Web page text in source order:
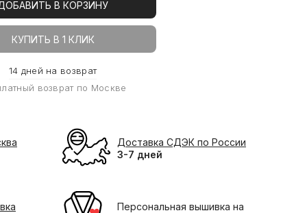
В КОРЗИНУ
КУПИТЬ В 1 КЛИК
14 дней на возврат
возврат по Москве
Доставка СДЭК по России
3-7 дней
Персональная вышивка на